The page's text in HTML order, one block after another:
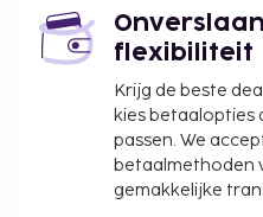
wijzigen.
flexibiliteit
Krijg de beste
kies betaalopties
passen. We
betaalmethoden
gemakkelijke